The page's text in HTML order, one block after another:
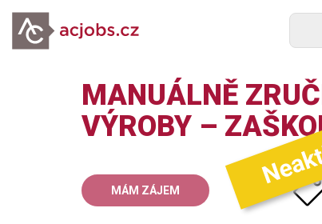
MANUÁLNĚ
VÝROBY –
MÁM ZÁJEM